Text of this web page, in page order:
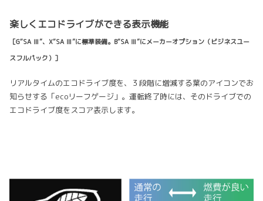
楽しくエコドライブができる表示機能
［G“SA Ⅲ”、X“SA Ⅲ”に標準装備。B“SA Ⅲ”にメーカーオプション（ビジネスユー
スフルパック）］
リアルタイムのエコドライブ度を、３段階に増減する葉のアイコンでお
知らせする「ecoリーフゲージ」。運転終了時には、そのドライブでの
エコドライブ度をスコア表示します。